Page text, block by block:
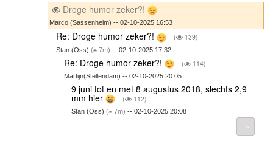
Droge humor zeker?!
Marco (Sassenheim) -- 02-10-2025 16:53
Re: Droge humor zeker?! ( 139)
Stan (Oss)( 7m) -- 02-10-2025 17:32
Re: Droge humor zeker?! ( 114)
Martijn(Stellendam) -- 02-10-2025 20:05
9 juni tot en met 8 augustus 2018, slechts 2,9
mm hier ( 112)
Stan (Oss)( 7m) -- 02-10-2025 20:08